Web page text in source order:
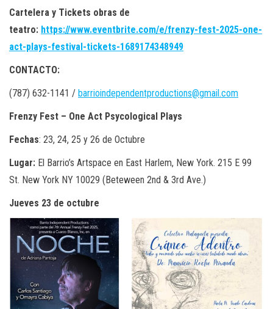
Cartelera y Tickets obras de
teatro: https://www.eventbrite.com/e/frenzy-fest-2025-one-
act-plays-festival-tickets-1689174348949
CONTACTO:
(787) 632-1141 / barrioindependentproductions@gmail.com
Frenzy Fest – One Act Psycological Plays
Fechas: 23, 24, 25 y 26 de Octubre
Lugar: El Barrio’s Artspace en East Harlem, New York. 215 E 99
St. New York NY 10029 (Beteween 2nd & 3rd Ave.)
Jueves 23 de octubre